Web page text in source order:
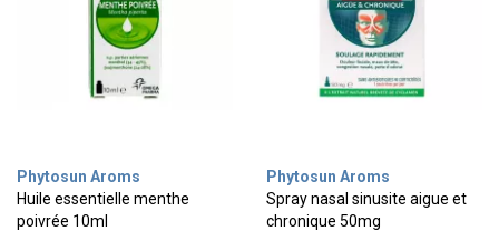
Phytosun Aroms
Huile essentielle menthe
poivrée 10ml
Phytosun Aroms
Spray nasal sinusite aigue et
chronique 50mg